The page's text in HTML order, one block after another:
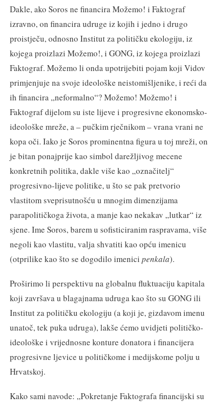
Dakle, ako Soros ne financira Možemo! i Faktograf
izravno, on financira udruge iz kojih i jedno i drugo
proistječu, odnosno Institut za političku ekologiju, iz
kojega proizlazi Možemo!, i GONG, iz kojega proizlazi
Faktograf. Možemo li onda upotrijebiti pojam koji Vidov
primjenjuje na svoje ideološke neistomišljenike, i reći da
ih financira „neformalno“? Možemo! Možemo! i
Faktograf dijelom su iste lijeve i progresivne ekonomsko-
ideološke mreže, a – pučkim rječnikom – vrana vrani ne
kopa oči. Iako je Soros prominentna figura u toj mreži, on
je bitan ponajprije kao simbol darežljivog mecene
konkretnih politika, dakle više kao „označitelj“
progresivno-lijeve politike, u što se pak pretvorio
vlastitom sveprisutnošću u mnogim dimenzijama
parapolitičkoga života, a manje kao nekakav „lutkar“ iz
sjene. Ime Soros, barem u sofisticiranim raspravama, više
negoli kao vlastitu, valja shvatiti kao opću imenicu
(otprilike kao što se dogodilo imenici penkala).
Proširimo li perspektivu na globalnu fluktuaciju kapitala
koji završava u blagajnama udruga kao što su GONG ili
Institut za političku ekologiju (a koji je, gizdavom imenu
unatoč, tek puka udruga), lakše ćemo uvidjeti političko-
ideološke i vrijednosne konture donatora i financijera
progresivne ljevice u političkome i medijskome polju u
Hrvatskoj.
Kako sami navode: „Pokretanje Faktografa financijski su